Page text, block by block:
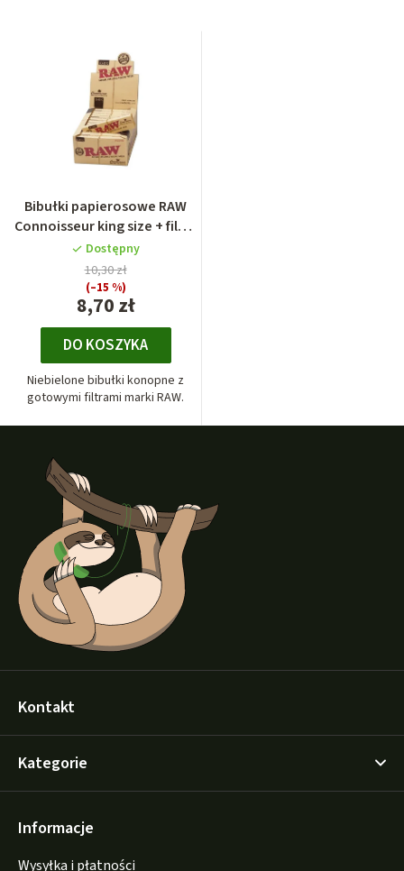
Bibułki papierosowe RAW
Connoisseur king size + filtry
gotowe skręcone
Dostępny
8,70 zł
10,30 zł
(–15 %)
DO KOSZYKA
Niebielone bibułki konopne z
gotowymi filtrami marki RAW.
S
Kontakt
Kategorie
Informacje
Wysyłka i płatności